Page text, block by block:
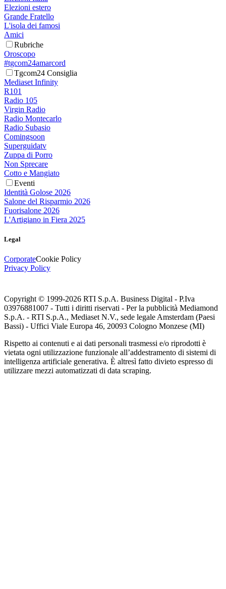
Elezioni estero
Grande Fratello
L'isola dei famosi
Amici
Rubriche
Oroscopo
#tgcom24amarcord
Tgcom24 Consiglia
Mediaset Infinity
R101
Radio 105
Virgin Radio
Radio Montecarlo
Radio Subasio
Comingsoon
Superguidatv
Zuppa di Porro
Non Sprecare
Cotto e Mangiato
Eventi
Identità Golose 2026
Salone del Risparmio 2026
Fuorisalone 2026
L'Artigiano in Fiera 2025
Legal
CorporateCookie Policy
Privacy Policy
Copyright © 1999-2026 RTI S.p.A. Business Digital - P.Iva
03976881007 - Tutti i diritti riservati - Per la pubblicità Mediamond
S.p.A. - RTI S.p.A., Mediaset N.V., sede legale Amsterdam (Paesi
Bassi) - Uffici Viale Europa 46, 20093 Cologno Monzese (MI)
Rispetto ai contenuti e ai dati personali trasmessi e/o riprodotti è
vietata ogni utilizzazione funzionale all’addestramento di sistemi di
intelligenza artificiale generativa. È altresì fatto divieto espresso di
utilizzare mezzi automatizzati di data scraping.